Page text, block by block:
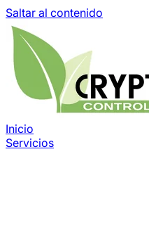
Saltar al contenido
Inicio
Servicios